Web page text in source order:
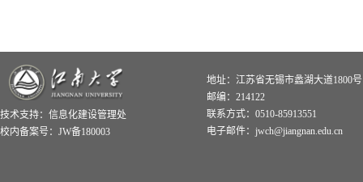
技术支持： 信息化建设管理处
校内备案号：JW备180003
地址：江苏省无锡市蠡湖大道1800号
邮编：214122
联系方式：0510-85913551
电子邮件：jwch@jiangnan.edu.cn